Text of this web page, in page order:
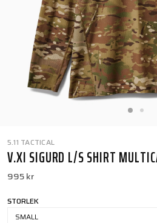
5.11 TACTICAL
V.XI SIGURD L/S SHIRT
995 kr
STORLEK
SMALL